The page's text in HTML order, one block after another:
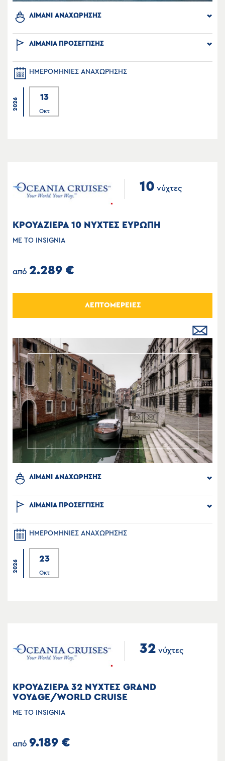
ΛΙΜΑΝΙ ΑΝΑΧΩΡΗΣΗΣ
ΛΙΜΑΝΙΑ ΠΡΟΣΕΓΓΙΣΗΣ
ΗΜΕΡΟΜΗΝΙΕΣ ΑΝΑΧΩΡΗΣΗΣ
2026
13
Οκτ
10 νύχτες
ΚΡΟΥΑΖΙΕΡΑ 10 ΝΥΧΤΕΣ ΕΥΡΩΠΗ
ΜΕ ΤΟ INSIGNIA
από 2.289 €
ΛΕΠΤΟΜΕΡΕΙΕΣ
ΛΙΜΑΝΙ ΑΝΑΧΩΡΗΣΗΣ
ΛΙΜΑΝΙΑ ΠΡΟΣΕΓΓΙΣΗΣ
ΗΜΕΡΟΜΗΝΙΕΣ ΑΝΑΧΩΡΗΣΗΣ
2026
23
Οκτ
32 νύχτες
ΚΡΟΥΑΖΙΕΡΑ 32 ΝΥΧΤΕΣ GRAND
VOYAGE/WORLD CRUISE
ΜΕ ΤΟ INSIGNIA
από 9.189 €